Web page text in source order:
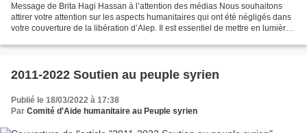
Message de Brita Hagi Hassan à l’attention des médias Nous souhaitons
attirer votre attention sur les aspects humanitaires qui ont été négligés dans
votre couverture de la libération d’Alep. Il est essentiel de mettre en lumière
2011-2022 Soutien au peuple syrien
Publié le 18/03/2022 à 17:38
Par Comité d'Aide humanitaire au Peuple syrien